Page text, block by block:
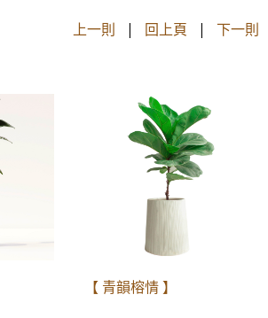
上一則 | 回上頁 | 下一則
【 青韻榕情 】